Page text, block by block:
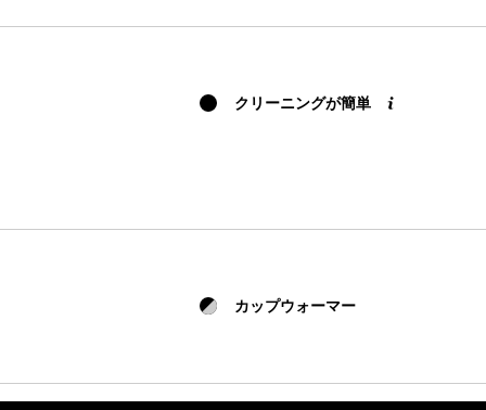
クリーニングが簡単
カップウォーマー